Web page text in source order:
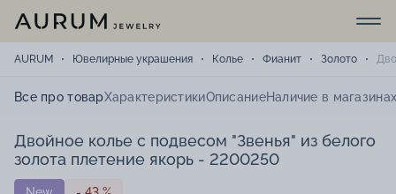
AURUM Ювелирные украшения Колье Фианит Золото
Все про товарХарактеристикиОписаниеНаличие в
Двойное колье с подвесом "Звенья" из белого
золота плетение якорь - 2200250